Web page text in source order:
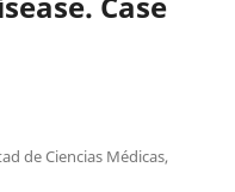
de Ciencias Médicas,